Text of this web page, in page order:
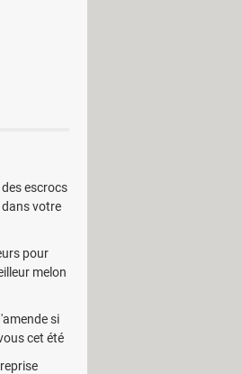
escrocs
votre
pour
melon
si
cet été